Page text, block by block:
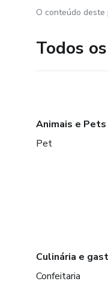
O conteúdo deste
Todos
Animais e Pets
Pet
Culinária e
Confeitaria